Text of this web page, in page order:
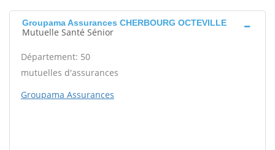
Groupama Assurances CHERBOURG OCTEVILLE
Mutuelle Santé Sénior
Département: 50
mutuelles d'assurances
Groupama Assurances